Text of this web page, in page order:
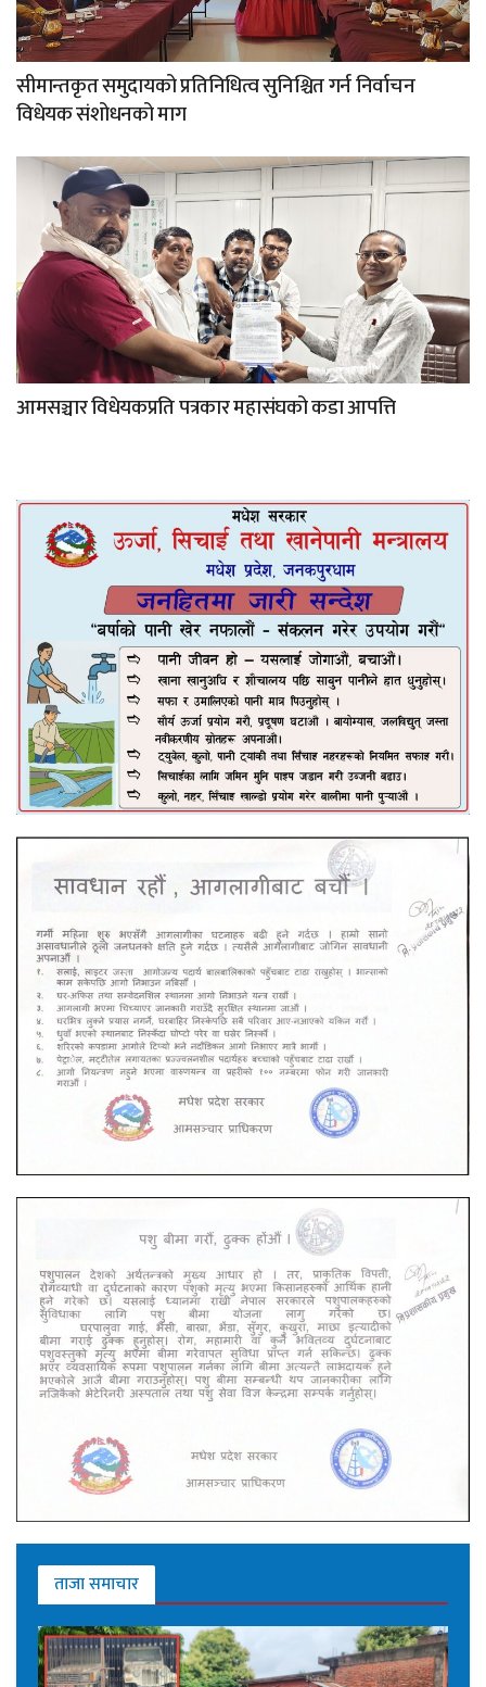
सीमान्तकृत समुदायको प्रतिनिधित्व सुनिश्चित गर्न निर्वाचन
विधेयक संशोधनको माग
आमसञ्चार विधेयकप्रति पत्रकार महासंघको कडा आपत्ति
ताजा समाचार